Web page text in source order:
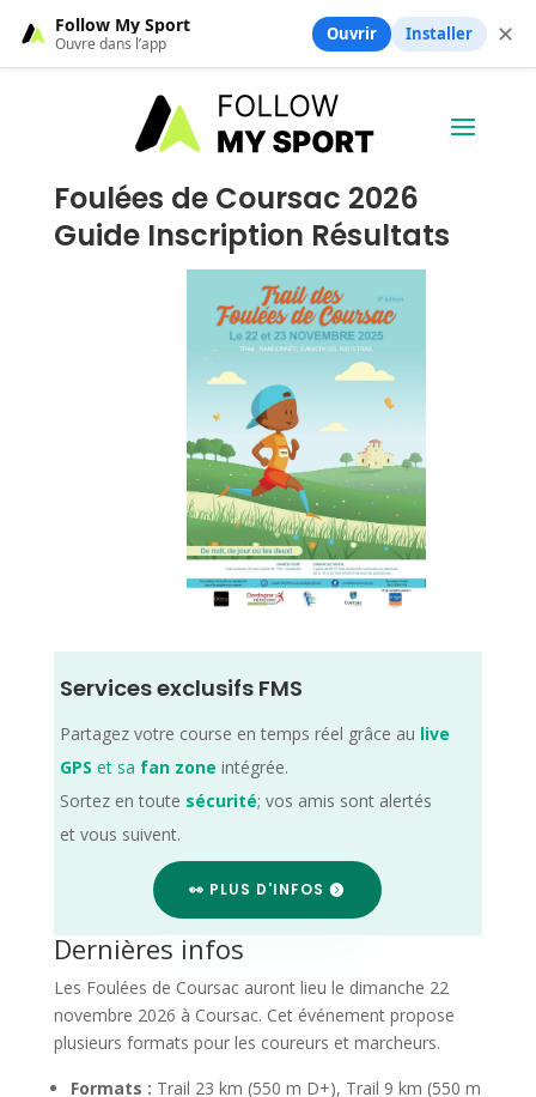
Foulées de Coursac 2026
Guide Inscription Résultats
Services exclusifs FMS
Partagez votre course en temps réel grâce au live
GPS et sa fan zone intégrée.
Sortez en toute sécurité; vos amis sont alertés
et vous suivent.
👀 PLUS D'INFOS
Dernières infos
Les Foulées de Coursac auront lieu le dimanche 22
novembre 2026 à Coursac. Cet événement propose
plusieurs formats pour les coureurs et marcheurs.
Formats : Trail 23 km (550 m D+), Trail 9 km (550 m
Follow My Sport
Ouvre dans l’app Ouvrir Installer ✕